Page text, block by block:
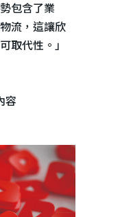
包含了業
流，這讓欣
取代性。」
容